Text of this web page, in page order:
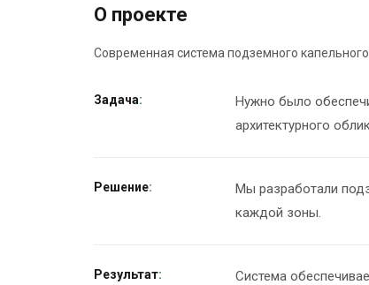
О проекте
Современная система подземного
Задача
Нужно было
архитектурного
Решение
Мы разработали
каждой зоны.
Результат
Система